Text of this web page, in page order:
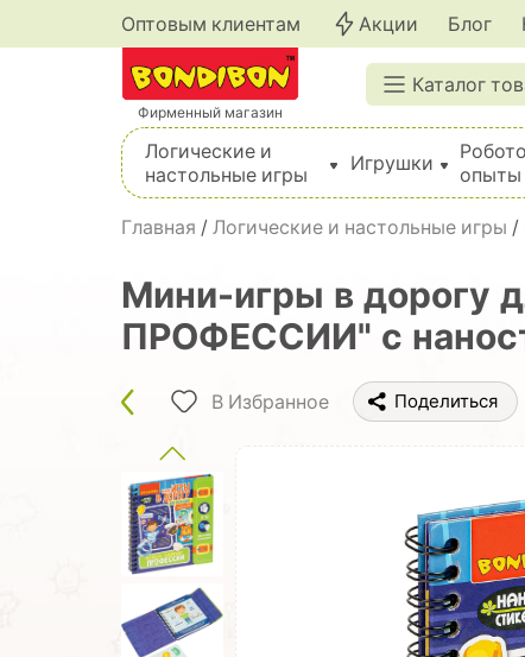
Оптовым клиентам Акции Блог
Фирменный магазин
Каталог
Логические и
настольные игры
Игрушки
опыты
Главная / Логические и настольные игры /
Мини-игры в
ПРОФЕССИИ" с
В Избранное Поделиться